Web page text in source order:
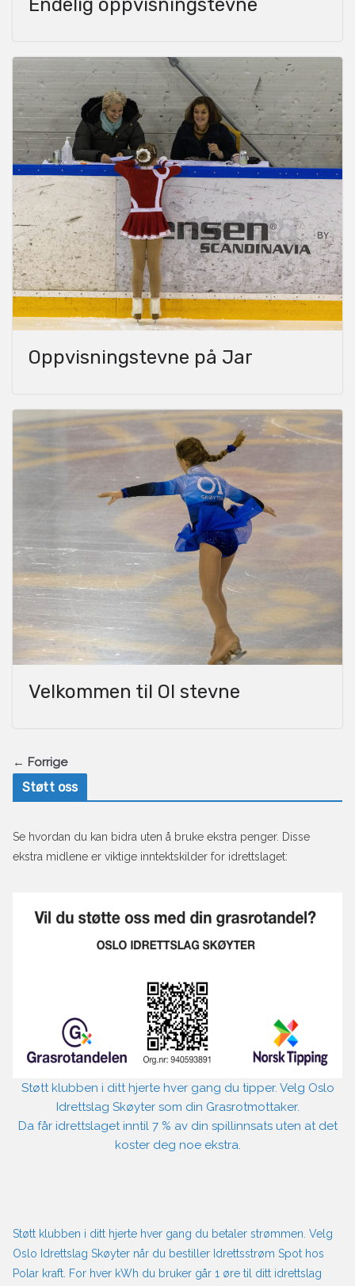
Endelig oppvisningstevne
Oppvisningstevne på Jar
Velkommen til OI stevne
← Forrige
Støtt oss
Se hvordan du kan bidra uten å bruke ekstra penger. Disse
ekstra midlene er viktige inntektskilder for idrettslaget:
Støtt klubben i ditt hjerte hver gang du tipper. Velg Oslo
Idrettslag Skøyter som din Grasrotmottaker.
Da får idrettslaget inntil 7 % av din spillinnsats uten at det
koster deg noe ekstra.
Støtt klubben i ditt hjerte hver gang du betaler strømmen. Velg
Oslo Idrettslag Skøyter når du bestiller Idrettsstrøm Spot hos
Polar kraft. For hver kWh du bruker går 1 øre til ditt idrettslag